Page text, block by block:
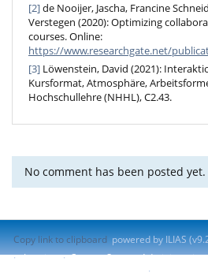
[2]de Nooijer, Jascha, Francine
Verstegen (2020): Optimizing
courses. Online:
https://www.researchgate.net/
[3] Löwenstein, David (2021):
Kursformat, Atmosphäre,
Hochschullehre (NHHL), C2.43.
No comment has been posted yet.
Copy link to clipboard powered by ILIAS
Imprint
Contact System Administration